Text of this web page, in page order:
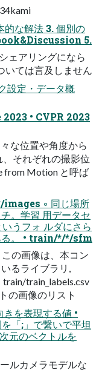
的な解法 3. 個別の
5.
ェアリングになら
ては言及しません
設定・データ概
• CVPR 2023
な位置や角度から
それぞれの撮影位
from Motion と呼ば
◦ 同じ場所
。学習 用データセ
うフォ ルダにさら
る。 • train/*/*/sfm
の画像は、本コン
るライブラリ,
train_labels.csv
の画像のリスト
を表現する値 •
;」で繋いで平坦
のベクトルを
ルカメラモデルな